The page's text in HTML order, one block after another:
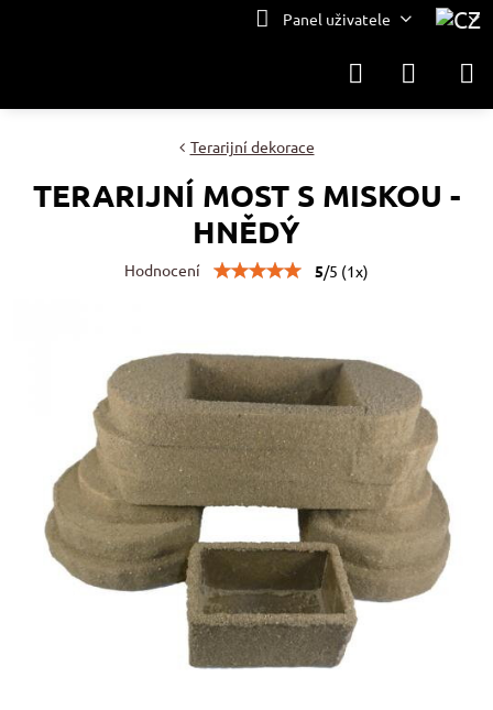
Panel uživatele
Terarijní dekorace
TERARIJNÍ MOST S MISKOU -
HNĚDÝ
Hodnocení 5/5 (1x)